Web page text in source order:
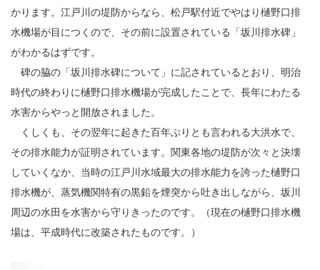
かります。江戸川の堤防からなら、松戸駅付近でやはり樋野口排
水機場が目につくので、その前に設置されている「坂川排水碑」
がわかるはずです。
碑の脇の「坂川排水碑について」に記されているとおり、明治
時代の終わりに樋野口排水機場が完成したことで、長年にわたる
水害からやっと開放されました。
くしくも、その翌年に起きた百年ぶりとも言われる大洪水で、
その排水能力が証明されています。関東各地の堤防が次々と決壊
していくなか、当時の江戸川水域最大の排水能力を誇った樋野口
排水機が、蒸気機関特有の黒鉛を煙突から吐き出しながら、坂川
周辺の水田を水害から守りきったのです。（現在の樋野口排水機
場は、平成時代に改築されたものです。）